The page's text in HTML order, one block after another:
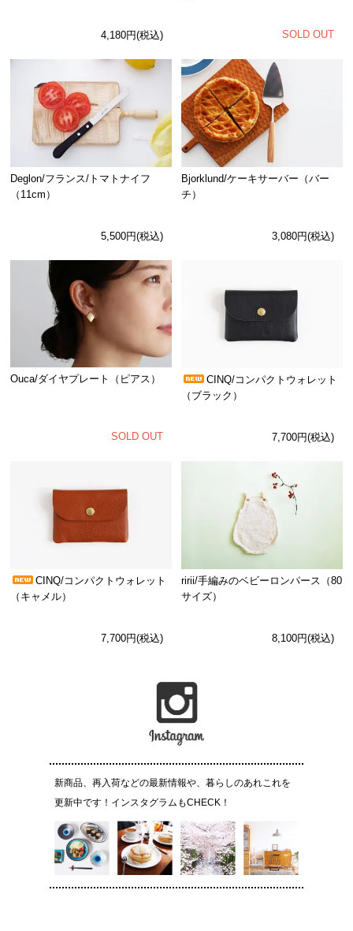
4,180円(税込) SOLD OUT
Deglon/フランス/トマトナイフ
（11cm）
5,500円(税込)
Bjorklund/ケーキサーバー（バー
チ）
3,080円(税込)
Ouca/ダイヤプレート（ピアス）
SOLD OUT
CINQ/コンパクトウォレット
（ブラック）
7,700円(税込)
CINQ/コンパクトウォレット
（キャメル）
7,700円(税込)
ririi/手編みのベビーロンパース（80
サイズ）
8,100円(税込)
新商品、再入荷などの最新情報や、暮らしのあれこれを
更新中です！インスタグラムもCHECK！